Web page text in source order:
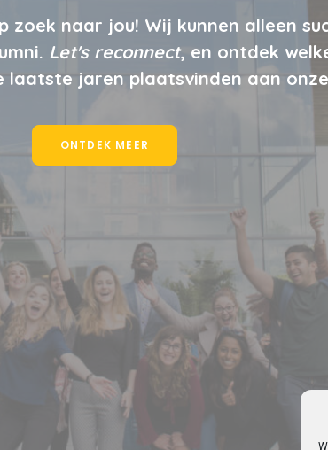
zoek naar jou! Wij kunnen alleen
Let's reconnect, en ontdek
laatste jaren plaatsvinden aan
ONTDEK MEER